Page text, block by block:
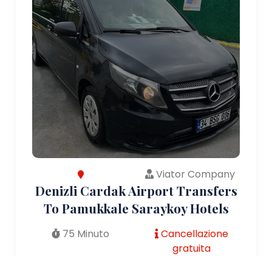
Viator Company
Denizli Cardak Airport Transfers
To Pamukkale Saraykoy Hotels
75 Minuto
Cancellazione
gratuita